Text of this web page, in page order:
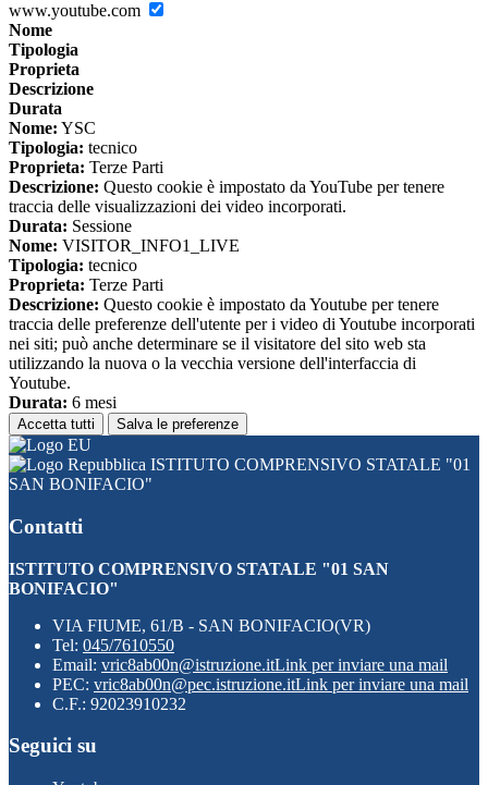
www.youtube.com
Nome
Tipologia
Proprieta
Descrizione
Durata
Nome: YSC
Tipologia: tecnico
Proprieta: Terze Parti
Descrizione: Questo cookie è impostato da YouTube per tenere
traccia delle visualizzazioni dei video incorporati.
Durata: Sessione
Nome: VISITOR_INFO1_LIVE
Tipologia: tecnico
Proprieta: Terze Parti
Descrizione: Questo cookie è impostato da Youtube per tenere
traccia delle preferenze dell'utente per i video di Youtube incorporati
nei siti; può anche determinare se il visitatore del sito web sta
utilizzando la nuova o la vecchia versione dell'interfaccia di
Youtube.
Durata: 6 mesi
Accetta tutti Salva le preferenze
ISTITUTO COMPRENSIVO STATALE "01
SAN BONIFACIO"
Contatti
ISTITUTO COMPRENSIVO STATALE "01 SAN
BONIFACIO"
VIA FIUME, 61/B - SAN BONIFACIO(VR)
Tel: 045/7610550
Email: vric8ab00n@istruzione.itLink per inviare una mail
PEC: vric8ab00n@pec.istruzione.itLink per inviare una mail
C.F.: 92023910232
Seguici su